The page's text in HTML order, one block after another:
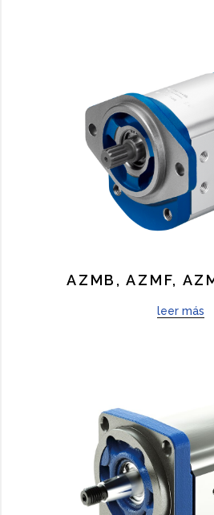
AZMB, AZMF,
leer más